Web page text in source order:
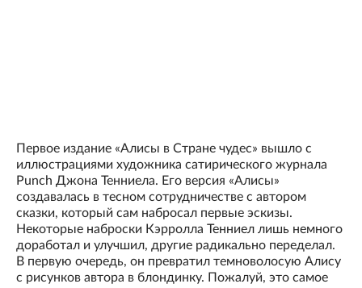
Первое издание «Алисы в Стране чудес» вышло с
иллюстрациями художника сатирического журнала
Punch Джона Тенниела. Его версия «Алисы»
создавалась в тесном сотрудничестве с автором
сказки, который сам набросал первые эскизы.
Некоторые наброски Кэрролла Тенниел лишь немного
доработал и улучшил, другие радикально переделал.
В первую очередь, он превратил темноволосую Алису
с рисунков автора в блондинку. Пожалуй, это самое